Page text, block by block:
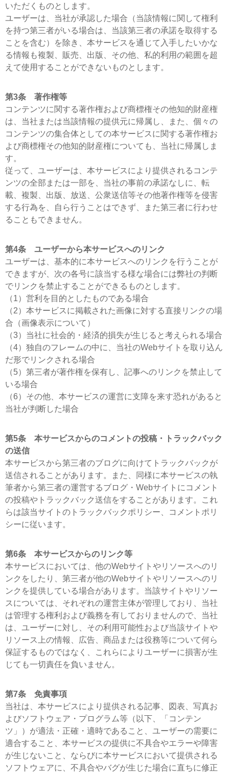
いただくものとします。
ユーザーは、当社が承認した場合（当該情報に関して権利
を持つ第三者がいる場合は、当該第三者の承諾を取得する
ことを含む）を除き、本サービスを通じて入手したいかな
る情報も複製、販売、出版、その他、私的利用の範囲を超
えて使用することができないものとします。
第3条 著作権等
コンテンツに関する著作権および商標権その他知的財産権
は、当社または当該情報の提供元に帰属し、また、個々の
コンテンツの集合体としての本サービスに関する著作権お
よび商標権その他知的財産権についても、当社に帰属しま
す。
従って、ユーザーは、本サービスにより提供されるコンテ
ンツの全部または一部を、当社の事前の承諾なしに、転
載、複製、出版、放送、公衆送信等その他著作権等を侵害
する行為を、自ら行うことはできず、また第三者に行わせ
ることもできません。
第4条 ユーザーから本サービスへのリンク
ユーザーは、基本的に本サービスへのリンクを行うことが
できますが、次の各号に該当する様な場合には弊社の判断
でリンクを禁止することができるものとします。
（1）営利を目的としたものである場合
（2）本サービスに掲載された画像に対する直接リンクの場
合（画像表示について）
（3）当社に社会的・経済的損失が生じると考えられる場合
（4）独自のフレームの中に、当社のWebサイトを取り込ん
だ形でリンクされる場合
（5）第三者が著作権を保有し、記事へのリンクを禁止して
いる場合
（6）その他、本サービスの運営に支障を来す恐れがあると
当社が判断した場合
第5条 本サービスからのコメントの投稿・トラックバック
の送信
本サービスから第三者のブログに向けてトラックバックが
送信されることがあります。また、同様に本サービスの執
筆者から第三者の運営するブログ・Webサイトにコメント
の投稿やトラックバック送信をすることがあります。これ
らは該当サイトのトラックバックポリシー、コメントポリ
シーに従います。
第6条 本サービスからのリンク等
本サービスにおいては、他のWebサイトやリソースへのリ
ンクをしたり、第三者が他のWebサイトやリソースへのリ
ンクを提供している場合があります。当該サイトやリソー
スについては、それぞれの運営主体が管理しており、当社
は管理する権利および義務を有しておりませんので、当社
は、ユーザーに対し、その利用可能性および当該サイトや
リソース上の情報、広告、商品または役務等について何ら
保証するものではなく、これらによりユーザーに損害が生
じても一切責任を負いません。
第7条 免責事項
当社は、本サービスにより提供される記事、図表、写真お
よびソフトウェア・プログラム等（以下、「コンテン
ツ」）が適法・正確・適時であること、ユーザーの需要に
適合すること、本サービスの提供に不具合やエラーや障害
が生じないこと、ならびに本サービスにおいて提供される
ソフトウェアに、不具合やバグが生じた場合に直ちに修正